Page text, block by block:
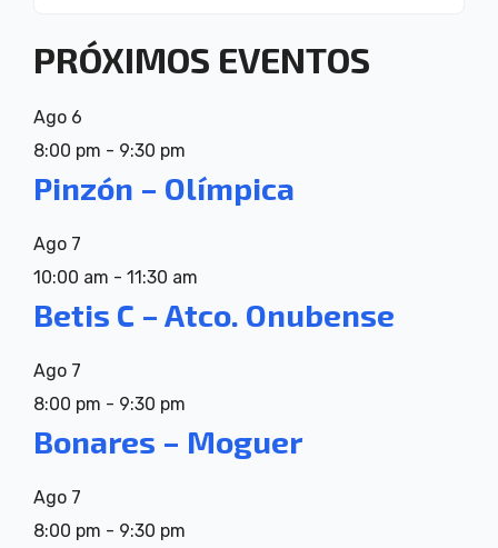
PRÓXIMOS EVENTOS
Ago 6
8:00 pm - 9:30 pm
Pinzón – Olímpica
Ago 7
10:00 am - 11:30 am
Betis C – Atco. Onubense
Ago 7
8:00 pm - 9:30 pm
Bonares – Moguer
Ago 7
8:00 pm - 9:30 pm